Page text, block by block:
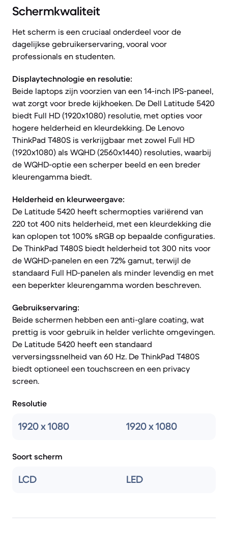
Schermkwaliteit
Het scherm is een cruciaal onderdeel voor de
dagelijkse gebruikerservaring, vooral voor
professionals en studenten.
Displaytechnologie en resolutie:
Beide laptops zijn voorzien van een 14-inch IPS-paneel,
wat zorgt voor brede kijkhoeken. De Dell Latitude 5420
biedt Full HD (1920x1080) resolutie, met opties voor
hogere helderheid en kleurdekking. De Lenovo
ThinkPad T480S is verkrijgbaar met zowel Full HD
(1920x1080) als WQHD (2560x1440) resoluties, waarbij
de WQHD-optie een scherper beeld en een breder
kleurengamma biedt.
Helderheid en kleurweergave:
De Latitude 5420 heeft schermopties variërend van
220 tot 400 nits helderheid, met een kleurdekking die
kan oplopen tot 100% sRGB op bepaalde configuraties.
De ThinkPad T480S biedt helderheid tot 300 nits voor
de WQHD-panelen en een 72% gamut, terwijl de
standaard Full HD-panelen als minder levendig en met
een beperkter kleurengamma worden beschreven.
Gebruikservaring:
Beide schermen hebben een anti-glare coating, wat
prettig is voor gebruik in helder verlichte omgevingen.
De Latitude 5420 heeft een standaard
verversingssnelheid van 60 Hz. De ThinkPad T480S
biedt optioneel een touchscreen en een privacy
screen.
Resolutie
1920 x 1080 1920 x 1080
Soort scherm
LCD LED